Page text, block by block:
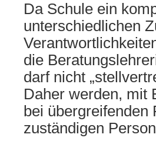
Da Schule ein
unterschiedlichen
die
darf nicht
Daher werden, mit
bei
zuständigen